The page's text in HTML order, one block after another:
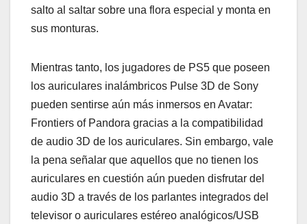
salto al saltar sobre una flora especial y monta en
sus monturas.
Mientras tanto, los jugadores de PS5 que poseen
los auriculares inalámbricos Pulse 3D de Sony
pueden sentirse aún más inmersos en Avatar:
Frontiers of Pandora gracias a la compatibilidad
de audio 3D de los auriculares. Sin embargo, vale
la pena señalar que aquellos que no tienen los
auriculares en cuestión aún pueden disfrutar del
audio 3D a través de los parlantes integrados del
televisor o auriculares estéreo analógicos/USB